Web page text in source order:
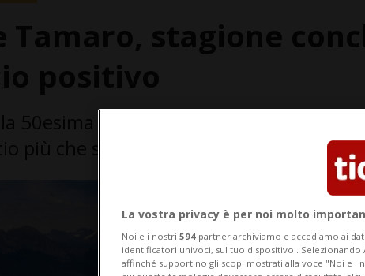
La vostra privacy è per noi molto
Noi e i nostri 594 partner archiviamo e accediamo ai
identificatori univoci, sul tuo dispositivo .
affinché supportino gli scopi mostrati alla voce "Noi e i